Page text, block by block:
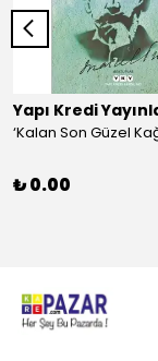
Yapı Kredi
₺ 0.00